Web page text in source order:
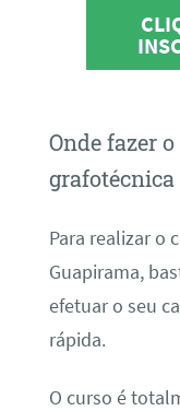
Onde fazer
grafotécnica
Para realizar o
Guapirama,
efetuar o seu
rápida.
O curso é